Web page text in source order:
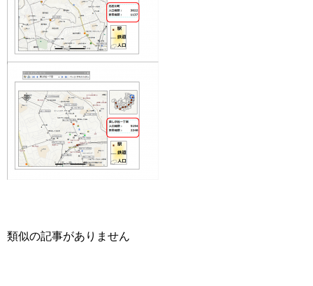
類似の記事がありません